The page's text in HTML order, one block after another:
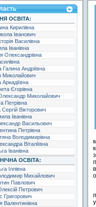
ОСВІТА:
Кирилівна
Іванович
Василівна
Іванівна
Олександрівна
Галина Андріївна
Миколайович
Аркадіївна
Єгорівна
Миколайович
Петрівна
Вікторович
Іванівна
Васильович
Петрівна
Володимирівна
Віталіївна
Іванівна
ОСВІТА:
Іллівна
Михайлович
Павлович
Петрович
Григорович
Валентинівна